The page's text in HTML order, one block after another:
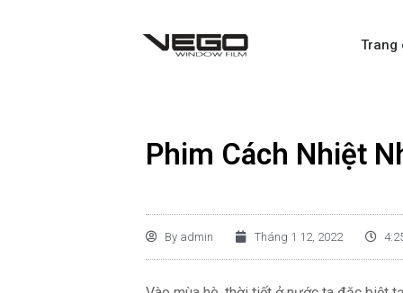
Trang
Phim Cách Nhiệt
By admin Tháng 1 12, 2022